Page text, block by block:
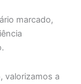
marcado,
valorizamos a